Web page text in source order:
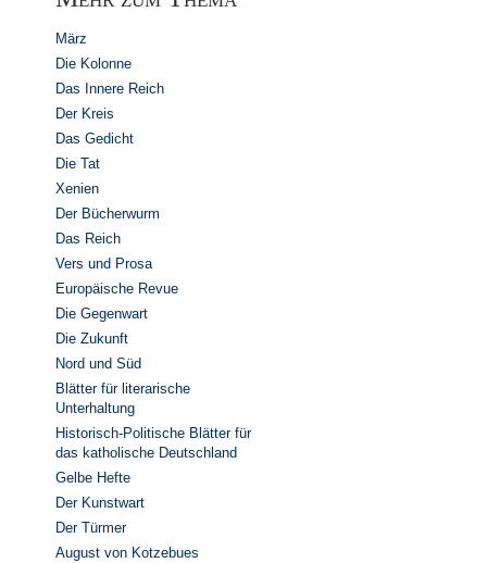
März
Die Kolonne
Das Innere Reich
Der Kreis
Das Gedicht
Die Tat
Xenien
Der Bücherwurm
Das Reich
Vers und Prosa
Europäische Revue
Die Gegenwart
Die Zukunft
Nord und Süd
Blätter für literarische
Unterhaltung
Historisch-Politische Blätter für
das katholische Deutschland
Gelbe Hefte
Der Kunstwart
Der Türmer
August von Kotzebues